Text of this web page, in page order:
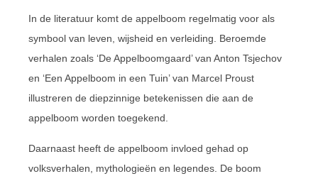
In de literatuur komt de appelboom regelmatig voor als
symbool van leven, wijsheid en verleiding. Beroemde
verhalen zoals ‘De Appelboomgaard’ van Anton Tsjechov
en ‘Een Appelboom in een Tuin’ van Marcel Proust
illustreren de diepzinnige betekenissen die aan de
appelboom worden toegekend.
Daarnaast heeft de appelboom invloed gehad op
volksverhalen, mythologieën en legendes. De boom